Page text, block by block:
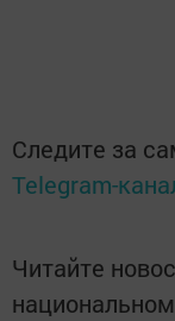
Следите за
Telegram-
Читайте